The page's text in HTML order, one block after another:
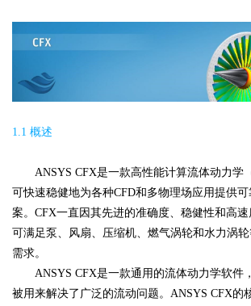
1.1 概述
ANSYS CFX是一款高性能计算流体动力学
可快速稳健地为各种CFD和多物理场应用提供
案。CFX一直因其先进的准确度、稳健性和高速
可满足泵、风扇、压缩机、燃气涡轮和水力涡
需求。
ANSYS CFX是一款通用的流体动力学软件
被用来解决了广泛的流动问题。ANSYS CFX的